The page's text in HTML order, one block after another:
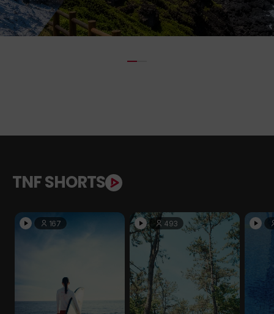
TNF SHORTS
167 493